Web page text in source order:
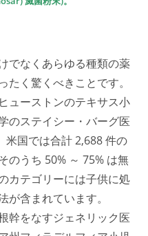
でなくあらゆる種類の薬
く驚くべきことです。
ューストンのテキサス小
のステイシー・バーグ医
米国では合計 2,688 件の
のうち 50% ～ 75% は無
カテゴリーには子供に処
含まれています。
幹をなすジェネリック医